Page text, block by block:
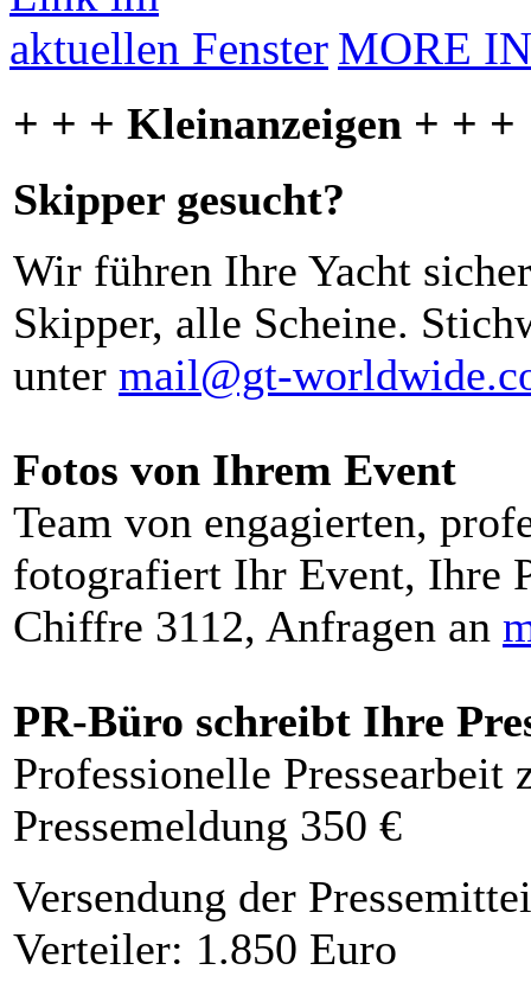
MORE
+ + + Kleinanzeigen + + +
Skipper gesucht?
Wir führen Ihre Yacht
Skipper, alle Scheine.
unter mail@gt-
Fotos von Ihrem Event
Team von engagierten,
fotografiert Ihr Event, Ihre
Chiffre 3112, Anfragen an
PR-Büro schreibt Ihre
Professionelle Pressearbeit
Pressemeldung 350 €
Versendung der
Verteiler: 1.850 Euro